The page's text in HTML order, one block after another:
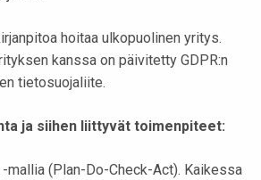
hoitaa ulkopuolinen yritys.
kanssa on päivitetty GDPR:n
tietosuojaliite.
ja siihen liittyvät toimenpiteet:
-mallia (Plan-Do-Check-Act). Kaikessa